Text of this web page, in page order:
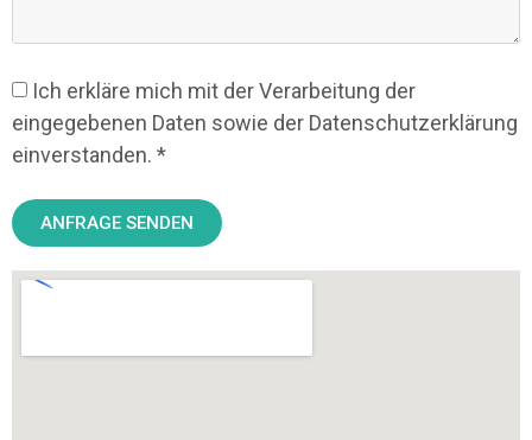
Ich erkläre mich mit der Verarbeitung der
eingegebenen Daten sowie der Datenschutzerklärung
einverstanden. *
ANFRAGE SENDEN